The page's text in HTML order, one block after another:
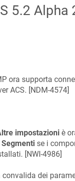
5.2 Alpha
ora supporta
ACS. [NDM-4574]
impostazioni è
Segmenti se i
[NWI-4986]
dei